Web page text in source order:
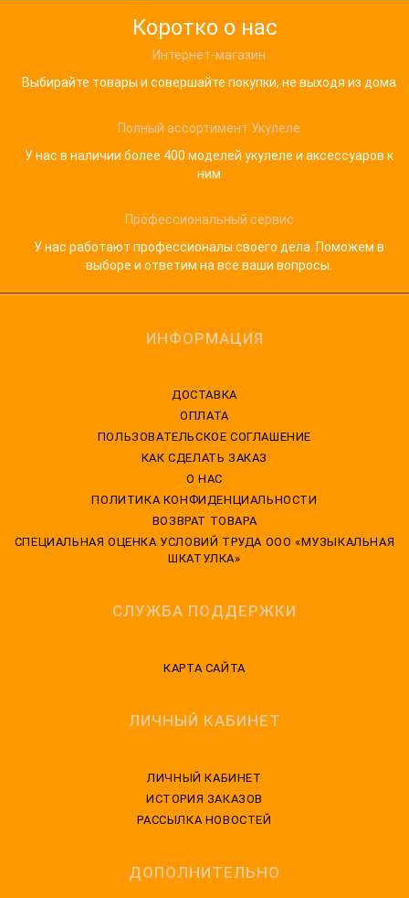
Коротко о нас
Интернет-магазин
Выбирайте товары и совершайте покупки, не выходя из дома
Полный ассортимент Укулеле
У нас в наличии более 400 моделей укулеле и аксессуаров к
ним
Профессиональный сервис
У нас работают профессионалы своего дела. Поможем в
выборе и ответим на все ваши вопросы.
ИНФОРМАЦИЯ
ДОСТАВКА
ОПЛАТА
ПОЛЬЗОВАТЕЛЬСКОЕ СОГЛАШЕНИЕ
КАК СДЕЛАТЬ ЗАКАЗ
О НАС
ПОЛИТИКА КОНФИДЕНЦИАЛЬНОСТИ
ВОЗВРАТ ТОВАРА
CПЕЦИАЛЬНАЯ ОЦЕНКА УСЛОВИЙ ТРУДА ООО «МУЗЫКАЛЬНАЯ
ШКАТУЛКА»
СЛУЖБА ПОДДЕРЖКИ
КАРТА САЙТА
ЛИЧНЫЙ КАБИНЕТ
ЛИЧНЫЙ КАБИНЕТ
ИСТОРИЯ ЗАКАЗОВ
РАССЫЛКА НОВОСТЕЙ
ДОПОЛНИТЕЛЬНО